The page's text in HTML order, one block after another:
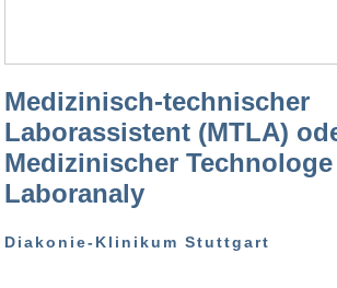
Medizinisch-technischer
Laborassistent (MTLA)
Medizinischer
Laboranaly
Diakonie-Klinikum Stuttgart